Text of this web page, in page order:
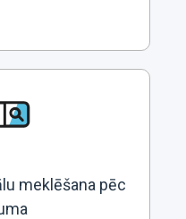
meklēšana pēc